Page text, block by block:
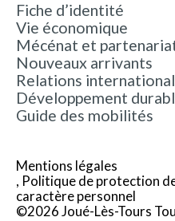
Fiche d’identité
Vie économique
Mécénat et
Nouveaux arrivants
Relations
Développement
Guide des mobilités
Mentions légales
Politique de protection
caractère personnel
©2026 Joué-Lès-Tours